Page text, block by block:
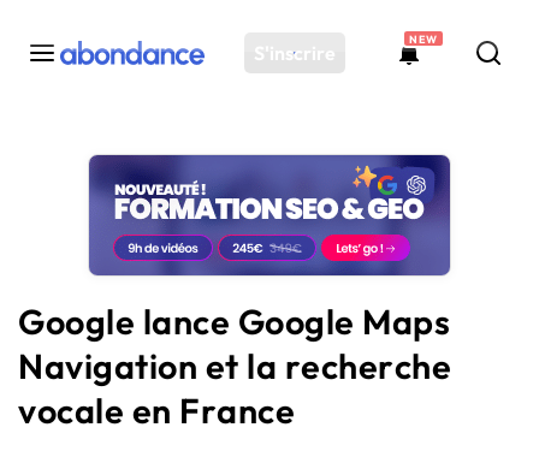
S'inscrire
NEW
Toutes les actus
Actus SEO
Plateforme
Solutions
Ressources
Audit SEO
Google lance Google Maps
Navigation et la recherche
vocale en France